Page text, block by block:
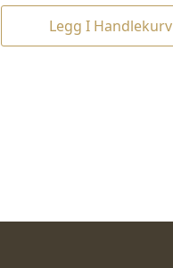
var:
kr 12.100,00.
er:
kr 9.990,00.
Legg I Handlekurv